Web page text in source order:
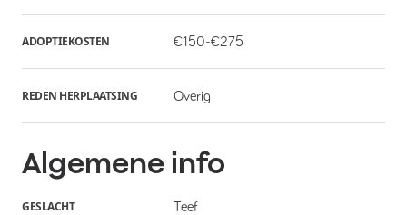
ADOPTIEKOSTEN €150-€275
REDEN HERPLAATSING Overig
Algemene info
GESLACHT Teef